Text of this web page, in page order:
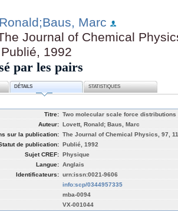
;Baus, Marc
Journal of Chemical
Publié, 1992
par les pairs
DÉTAILS STATISTIQUES
Titre: Two molecular scale force
Auteur: Lovett, Ronald; Baus, Marc
sur la publication: The Journal of Chemical Physics, 97,
de publication: Publié, 1992
Sujet CREF: Physique
Langue: Anglais
Identificateurs: urn:issn:0021-9606
info:scp/0344957335
mba-0094
VX-001044